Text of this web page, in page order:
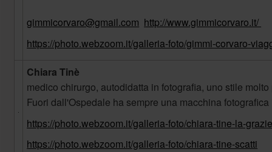
gimmicorvaro@gmail.com http://www.gimmicorvaro.it/
https://photo.webzoom.it/galleria-foto/gimmi-corvaro-
Chiara Tinè
medico chirurgo, autodidatta in fotografia, uno stile
Fuori dall'Ospedale ha sempre una macchina
https://photo.webzoom.it/galleria-foto/chiara-tine-la-
https://photo.webzoom.it/galleria-foto/chiara-tine-scatti